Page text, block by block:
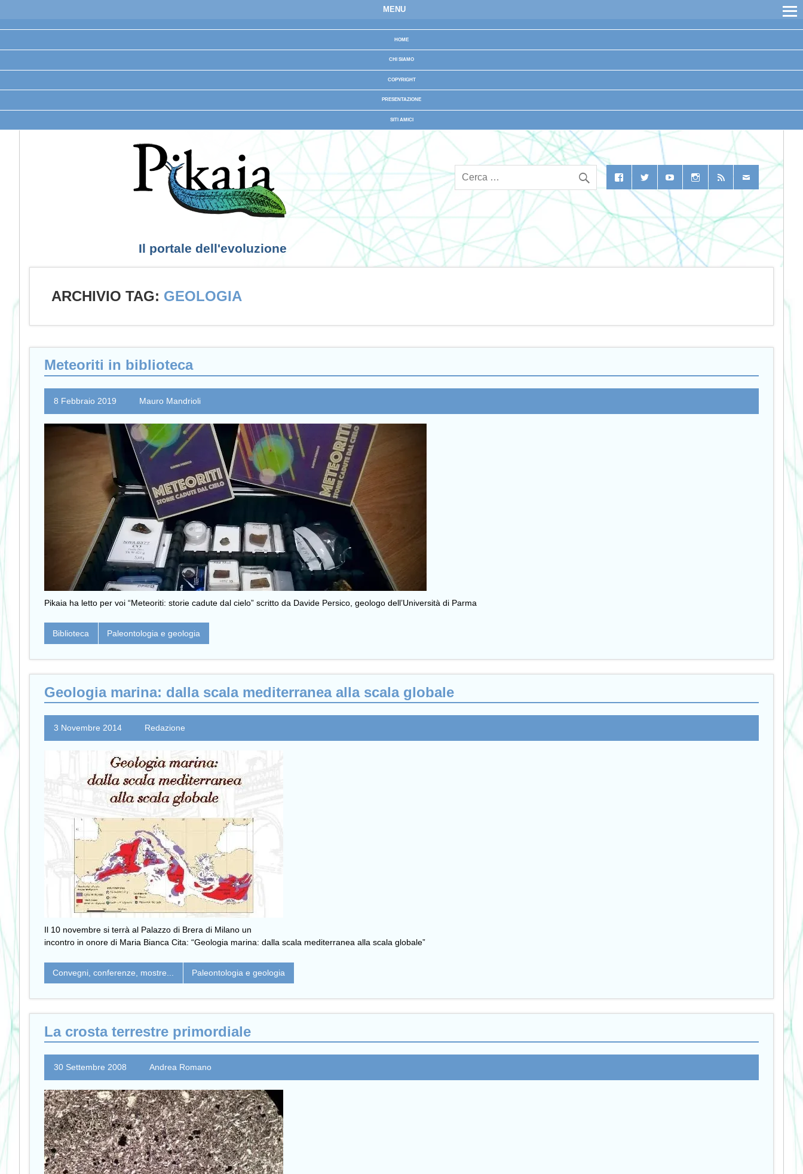
MENU
HOME
CHI SIAMO
COPYRIGHT
PRESENTAZIONE
SITI AMICI
Il portale dell'evoluzione
ARCHIVIO TAG: GEOLOGIA
Meteoriti in biblioteca
8 Febbraio 2019 Mauro Mandrioli
Pikaia ha letto per voi “Meteoriti: storie cadute dal cielo” scritto da Davide Persico, geologo dell’Università di Parma
Biblioteca Paleontologia e geologia
Geologia marina: dalla scala mediterranea alla scala globale
3 Novembre 2014 Redazione
Il 10 novembre si terrà al Palazzo di Brera di Milano un
incontro in onore di Maria Bianca Cita: “Geologia marina: dalla scala mediterranea alla scala globale”
Convegni, conferenze, mostre... Paleontologia e geologia
La crosta terrestre primordiale
30 Settembre 2008 Andrea Romano